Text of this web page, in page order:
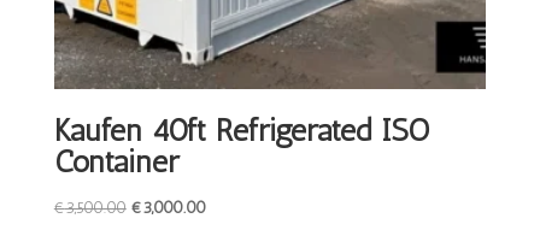
Kaufen 40ft Refrigerated ISO
Container
€3,500.00 Ursprünglicher
€3,000.00Aktueller